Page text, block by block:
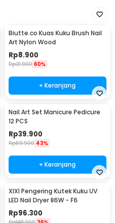
Biutte.co Kuas Kuku Brush Nail
Art Nylon Wood
Rp8.900
Rp21.900 60%
+ Keranjang
Nail Art Set Manicure Pedicure
12 PCS
Rp39.900
Rp69.900 43%
+ Keranjang
XIXI Pengering Kutek Kuku UV
LED Nail Dryer 86W - F6
Rp96.300